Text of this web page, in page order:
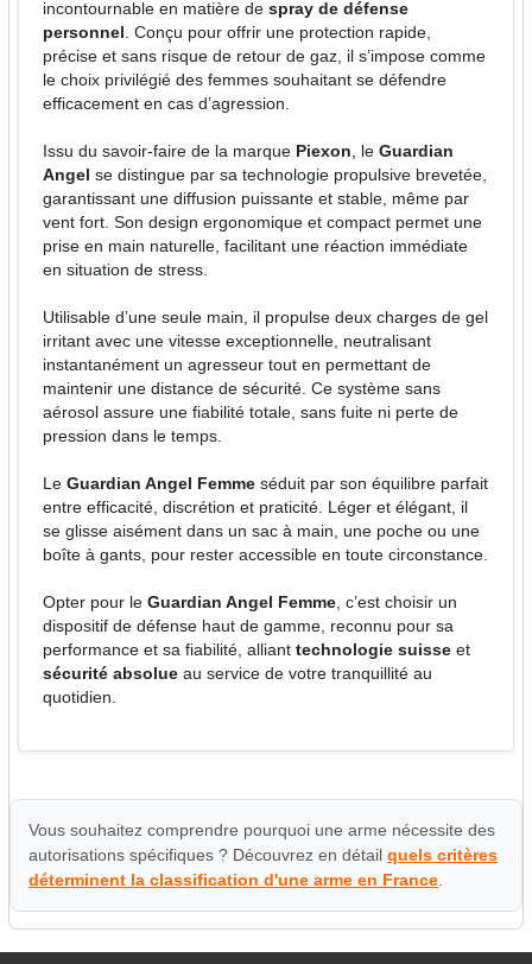
incontournable en matière despray de défense
personnel . Conçu pour offrir une protection rapide,
précise et sans risque de retour de gaz, il s’impose comme
le choix privilégié des femmes souhaitant se défendre
efficacement en cas d’agression.
Issu du savoir-faire de la marque Piexon , leGuardian
Angel se distingue par sa technologie propulsive brevetée,
garantissant une diffusion puissante et stable, même par
vent fort. Son design ergonomique et compact permet une
prise en main naturelle, facilitant une réaction immédiate
en situation de stress.
Utilisable d’une seule main, il propulse deux charges de gel
irritant avec une vitesse exceptionnelle, neutralisant
instantanément un agresseur tout en permettant de
maintenir une distance de sécurité. Ce système sans
aérosol assure une fiabilité totale, sans fuite ni perte de
pression dans le temps.
LeGuardian Angel Femme séduit par son équilibre parfait
entre efficacité, discrétion et praticité. Léger et élégant, il
se glisse aisément dans un sac à main, une poche ou une
boîte à gants, pour rester accessible en toute circonstance.
Opter pour leGuardian Angel Femme , c’est choisir un
dispositif de défense haut de gamme, reconnu pour sa
performance et sa fiabilité, allianttechnologie suisse et
sécurité absolue au service de votre tranquillité au
quotidien.
Vous souhaitez comprendre pourquoi une arme nécessite des
autorisations spécifiques ? Découvrez en détailquels critères
déterminent la classification d'une arme en France.